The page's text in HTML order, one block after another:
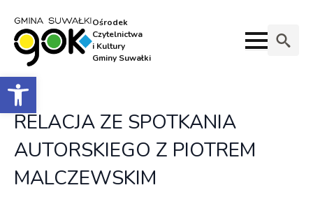
Otwórz pasek narzędzi
Ośrodek
Czytelnictwa
i Kultury
Gminy Suwałki
RELACJA ZE SPOTKANIA
AUTORSKIEGO Z PIOTREM
MALCZEWSKIM